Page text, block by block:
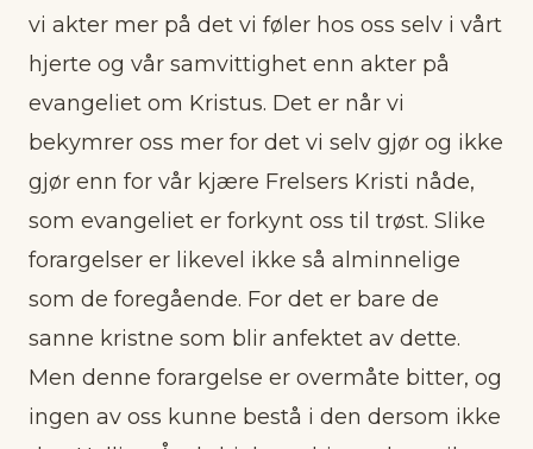
vi akter mer på det vi føler hos oss selv i vårt
hjerte og vår samvittighet enn akter på
evangeliet om Kristus. Det er når vi
bekymrer oss mer for det vi selv gjør og ikke
gjør enn for vår kjære Frelsers Kristi nåde,
som evangeliet er forkynt oss til trøst. Slike
forargelser er likevel ikke så alminnelige
som de foregående. For det er bare de
sanne kristne som blir anfektet av dette.
Men denne forargelse er overmåte bitter, og
ingen av oss kunne bestå i den dersom ikke